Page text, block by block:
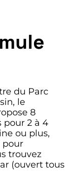
du Parc
le
8
2 à 4
ou plus,
pour
trouvez
(ouvert tous